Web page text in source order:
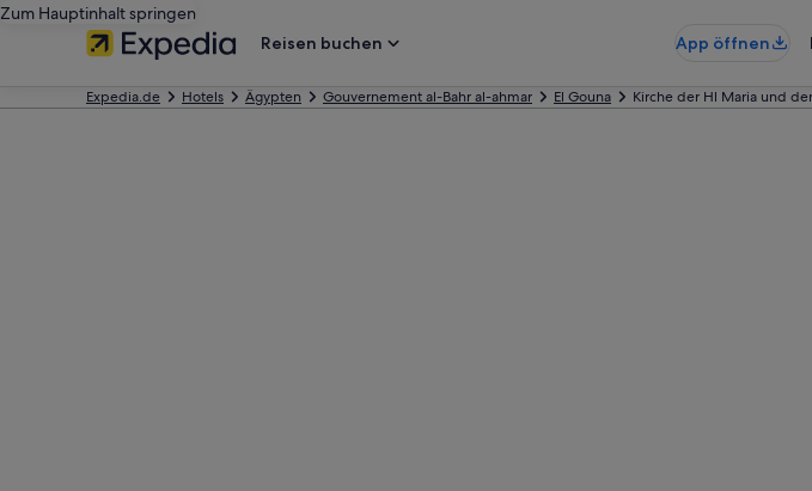
Zum Hauptinhalt springen
Reisen buchen
App öffnen
Expedia.de Hotels Ägypten Gouvernement al-Bahr al-ahmar El Gouna Kirche der Hl Maria und